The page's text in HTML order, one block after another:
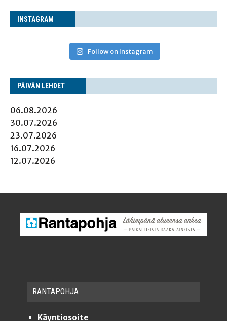
INS­TA­GRAM
Follow on Instagram
PÄI­VÄN LEHDET
06.08.2026
30.07.2026
23.07.2026
16.07.2026
12.07.2026
RAN­TA­POH­JA
Käyntiosoite